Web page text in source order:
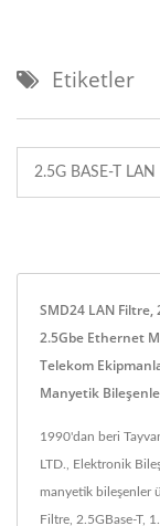
Etiketler
2.5G BASE-T LAN
SMD24 LAN Filtre,
2.5Gbe Ethernet
Telekom
Manyetik
1990'dan beri
LTD., Elektronik
manyetik bileşenler
Filtre, 2.5GBase-T,